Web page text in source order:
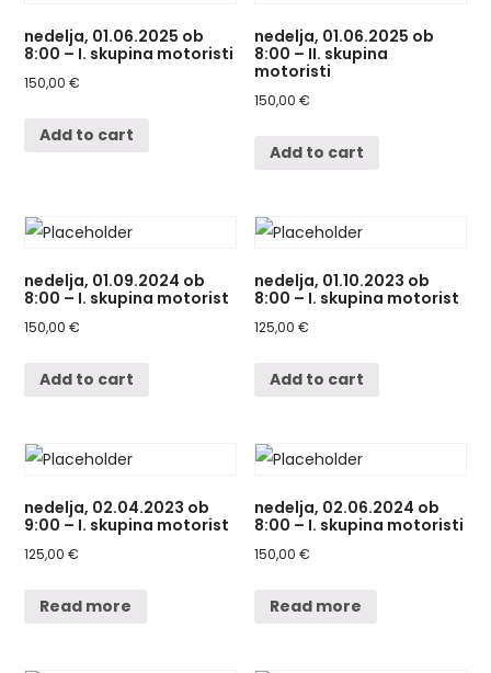
nedelja, 01.06.2025 ob
8:00 – I. skupina motoristi
150,00€
Add to cart
nedelja, 01.06.2025 ob
8:00 – II. skupina
motoristi
150,00€
Add to cart
nedelja, 01.09.2024 ob
8:00 – I. skupina motorist
150,00€
Add to cart
nedelja, 01.10.2023 ob
8:00 – I. skupina motorist
125,00€
Add to cart
nedelja, 02.04.2023 ob
9:00 – I. skupina motorist
125,00€
Read more
nedelja, 02.06.2024 ob
8:00 – I. skupina motoristi
150,00€
Read more